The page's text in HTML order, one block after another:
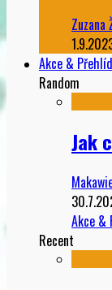
Zuzana
Akce &
Random
Jak
Akce &
Recent